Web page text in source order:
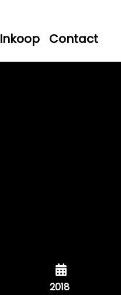
Inkoop Contact
2018